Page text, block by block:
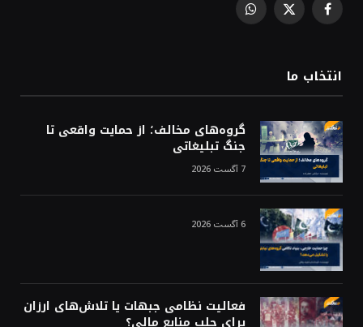
Facebook
X
WhatsApp
انتخاب ما
گروه‌های مخالف؛ از حمایت واقعی تا
جنگ تبلیغاتی
7 آگست 2026
6 آگست 2026
فعالیت نظامی جبهات یا تلاش‌های ارزان
برای جلب منابع مالی؟